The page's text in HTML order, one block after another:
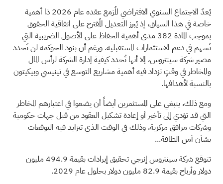
يُعدّ الاجتماع السنوي الافتراضي المُزمع عقده عام 2026 ذا أهمية
خاصة في هذا السياق، إذ يُبرز التعديل المُقترح على اتفاقية الحقوق
بموجب المادة 382 مدى أهمية الحفاظ على الأصول الضريبية التي
تُسهم في دعم الاستثمارات المستقبلية. ورغم أن بنود الحوكمة لن تُحدد
مصير شركة سينتروس، إلا أنها تُحدد كيفية إدارة الشركة لرأس المال
والمخاطر في وقتٍ تزداد فيه أهمية مشاريع التوسع في تينيسي وبيكيتون
بالنسبة لأهدافها.
ومع ذلك، ينبغي على المستثمرين أيضاً أن يضعوا في اعتبارهم المخاطر
التي قد تؤدي إلى تأخير أو إعادة تشكيل العقود من قبل جهات حكومية
وشركات مرافق مركزية، وذلك في الوقت الذي تتزايد فيه التوقعات
بشأن أمن الطاقة...
تتوقع شركة سينتروس إنرجي تحقيق إيرادات بقيمة 494.9 مليون
دولار وأرباح بقيمة 82.9 مليون دولار بحلول عام 2029.